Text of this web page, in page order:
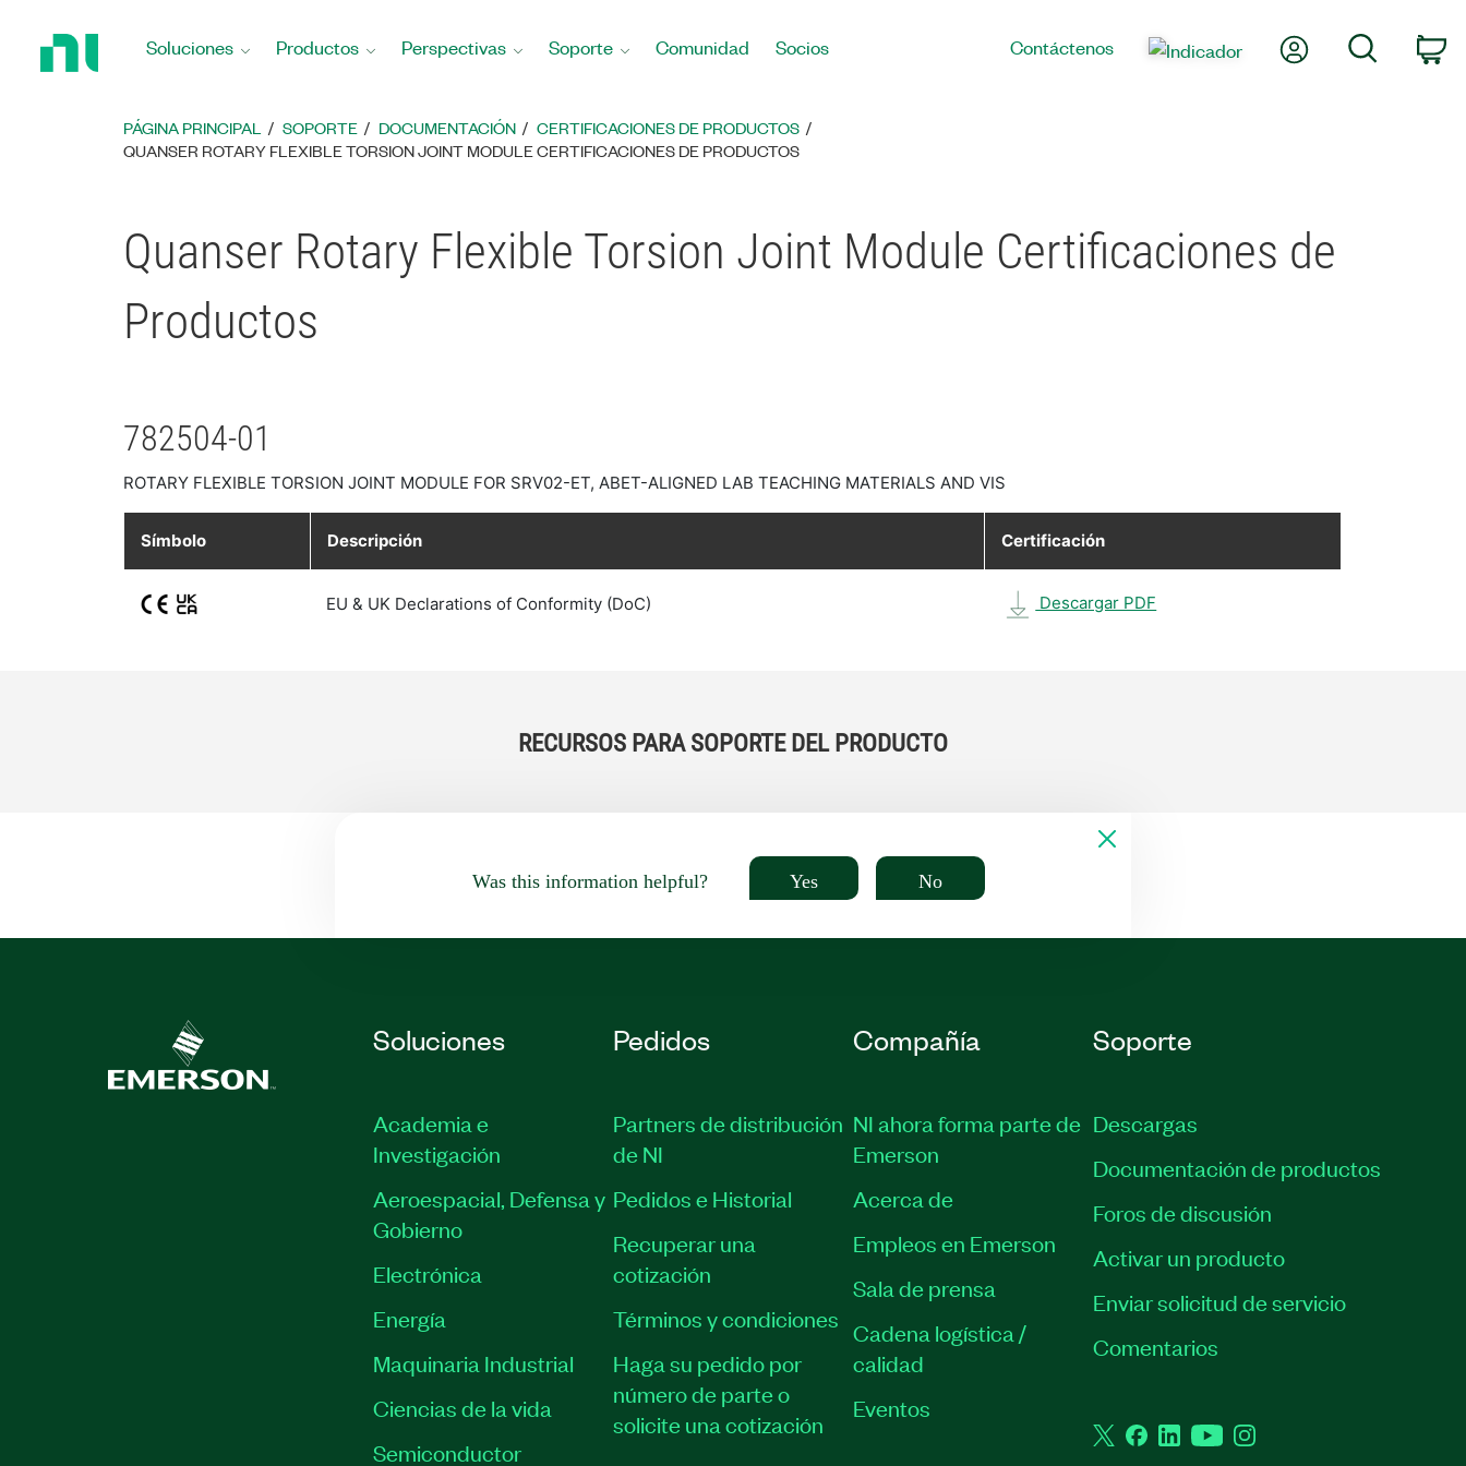
Soluciones Productos Perspectivas Soporte Comunidad Socios Contáctenos Mi cuenta Búsqueda
PÁGINA PRINCIPAL SOPORTE DOCUMENTACIÓN
CERTIFICACIONES DE PRODUCTOS
QUANSER ROTARY FLEXIBLE TORSION JOINT MODULE CERTIFICACIONES DE PRODUCTOS
Quanser Rotary Flexible Torsion Joint Module Certificaciones de
Productos
782504-01
ROTARY FLEXIBLE TORSION JOINT MODULE FOR SRV02-ET, ABET-ALIGNED LAB TEACHING MATERIALS AND VIS
Símbolo Descripción Certificación
EU & UK Declarations of Conformity (DoC) Descargar PDF
RECURSOS PARA SOPORTE DEL PRODUCTO
Was this information helpful? Yes No
Soluciones
Academia e
Investigación
Aeroespacial, Defensa y
Gobierno
Electrónica
Energía
Maquinaria Industrial
Ciencias de la vida
Semiconductor
Pedidos
Partners de distribución
de NI
Pedidos e Historial
Recuperar una
cotización
Términos y condiciones
Haga su pedido por
número de parte o
solicite una cotización
Compañía
NI ahora forma parte de
Emerson
Acerca de
Empleos en Emerson
Sala de prensa
Cadena logística /
calidad
Eventos
Soporte
Descargas
Documentación de productos
Foros de discusión
Activar un producto
Enviar solicitud de servicio
Comentarios
TwitterFacebook
LinkedInYouTubeInstagram